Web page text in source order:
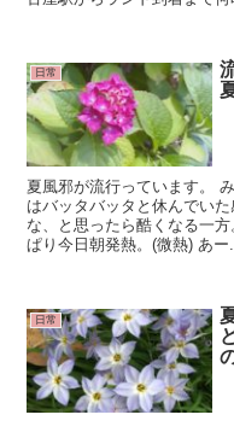
日常
夏風邪が流行っています。
はバッタバッタと休んでい
な、と思ったら酷くなる一
ぱり今日朝発熱。(微熱) あー
日常